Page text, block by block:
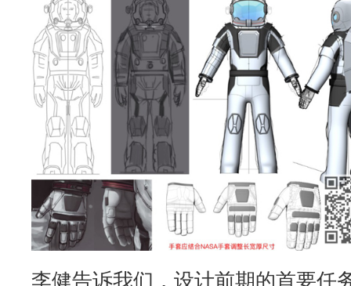
李健告诉我们，设计前期的首要任